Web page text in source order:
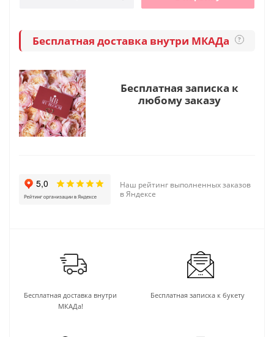
Бесплатная доставка внутри МКАДа ?
Бесплатная записка к
любому заказу
Наш рейтинг выполненных заказов
в Яндексе
Бесплатная доставка внутри
МКАДа!
Бесплатная записка к букету